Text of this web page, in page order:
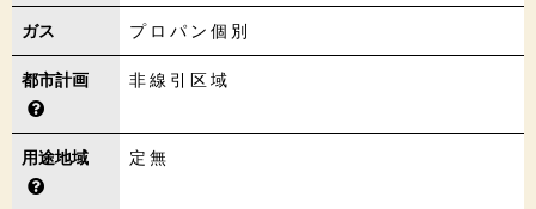
ガス プロパン個別
都市計画 非線引区域
用途地域 定無